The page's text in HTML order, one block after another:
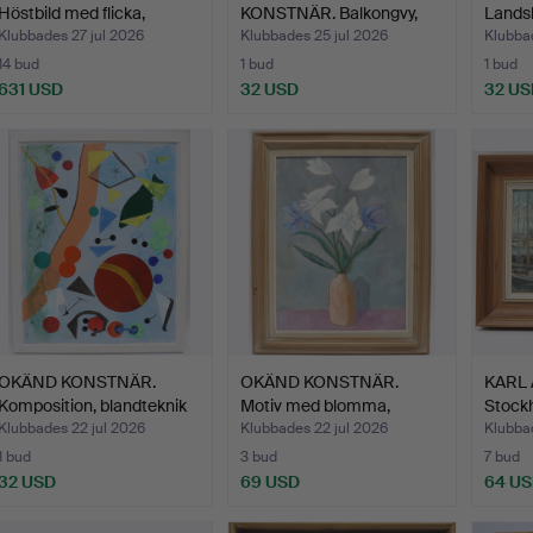
Höstbild med flicka,
bland…
Klubbades 27 jul 2026
bud
USD
KONSTNÄR. Balkongvy,
akvarel…
Klubbades 25 jul 2026
1 bud
32 USD
1 bud
32
KONSTNÄR.
Komposition, blandteknik
p…
Klubbades 22 jul 2026
bud
USD
OKÄND KONSTNÄR.
Motiv med blomma,
oljemåln…
Klubbades 22 jul 2026
3 bud
69 USD
KARL
7 bud
64